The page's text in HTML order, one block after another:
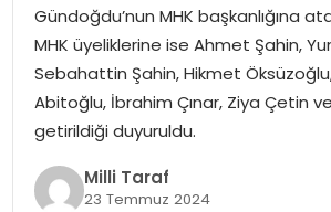
MAGAZIN
Gündoğdu’nun MHK başkanlığına
MHK üyeliklerine ise Ahmet Şahin,
Sebahattin Şahin, Hikmet
Abitoğlu, İbrahim Çınar, Ziya Çetin ve
getirildiği duyuruldu.
Milli Taraf
23 Temmuz 2024